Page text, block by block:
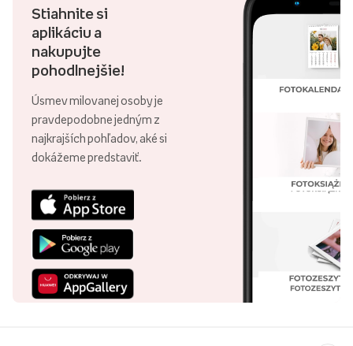
Stiahnite si
aplikáciu a
nakupujte
pohodlnejšie!
Úsmev milovanej osoby je
pravdepodobne jedným z
najkrajších pohľadov, aké si
dokážeme predstaviť.